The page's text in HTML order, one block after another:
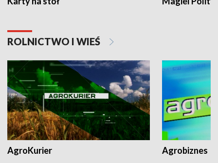
ROLNICTWO I WIEŚ
AgroKurier Agrobiznes